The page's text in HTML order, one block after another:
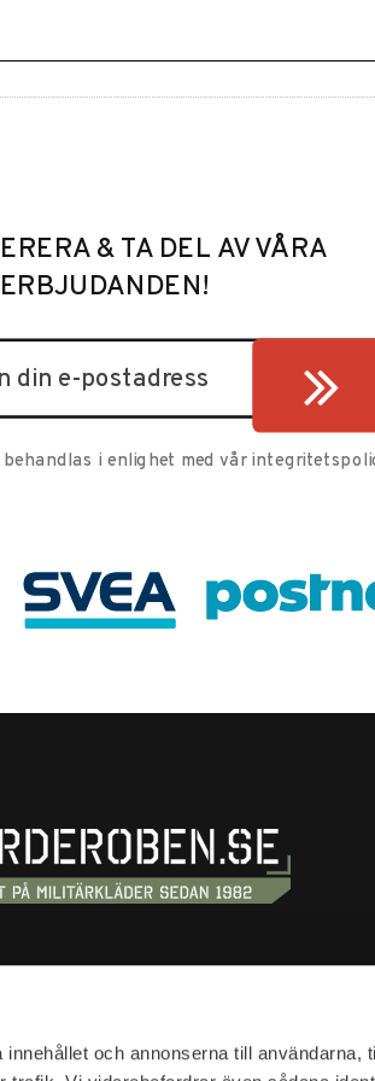
och annonserna till användarna,
& TA DEL AV VÅRA
ERBJUDANDEN!
i enlighet med vår
Terms and conditions